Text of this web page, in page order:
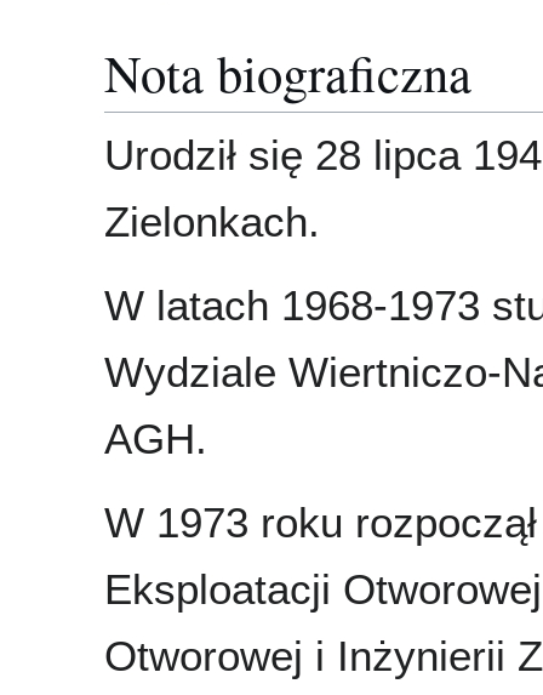
Nota biograficzna
Urodził się 28 lipca
Zielonkach.
W latach 1968-1973
Wydziale Wiertniczo-
AGH.
W 1973 roku
Eksploatacji
Otworowej i Inżynierii